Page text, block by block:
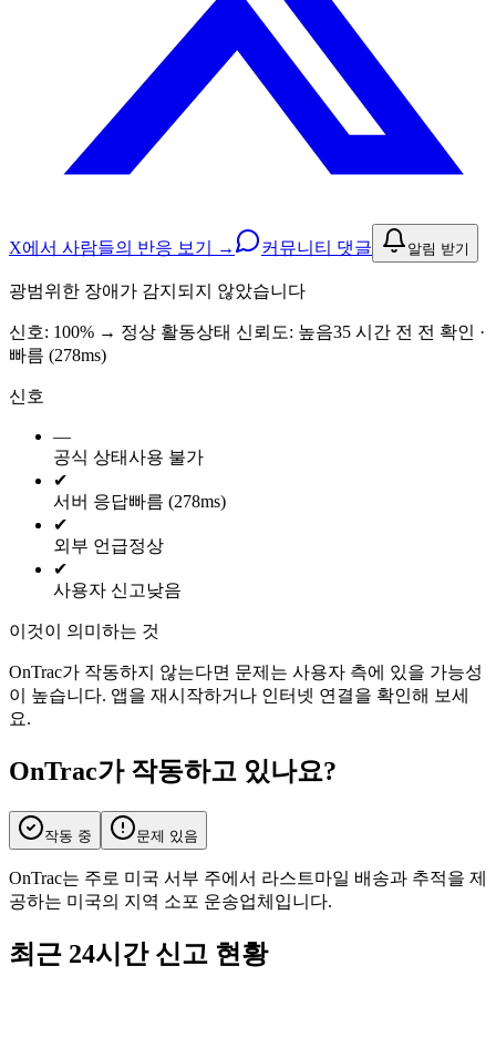
X에서 사람들의 반응 보기 → 커뮤니티 댓글 알림 받기
광범위한 장애가 감지되지 않았습니다
신호: 100% → 정상 활동상태 신뢰도: 높음35 시간 전 전 확인 ·
빠름 (278ms)
신호
—
공식 상태사용 불가
✔
서버 응답빠름 (278ms)
✔
외부 언급정상
✔
사용자 신고낮음
이것이 의미하는 것
OnTrac가 작동하지 않는다면 문제는 사용자 측에 있을 가능성
이 높습니다. 앱을 재시작하거나 인터넷 연결을 확인해 보세
요.
OnTrac가 작동하고 있나요?
작동 중 문제 있음
OnTrac는 주로 미국 서부 주에서 라스트마일 배송과 추적을 제
공하는 미국의 지역 소포 운송업체입니다.
최근 24시간 신고 현황